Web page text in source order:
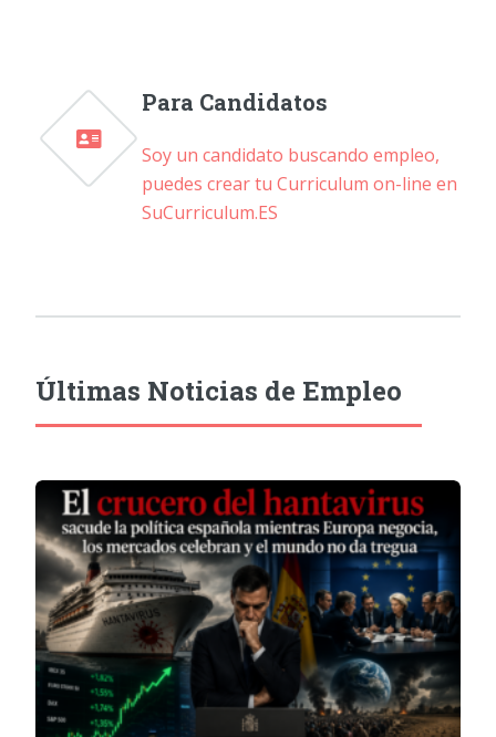
Para Candidatos
Soy un candidato buscando empleo,
puedes crear tu Curriculum on-line en
SuCurriculum.ES
Últimas Noticias de Empleo